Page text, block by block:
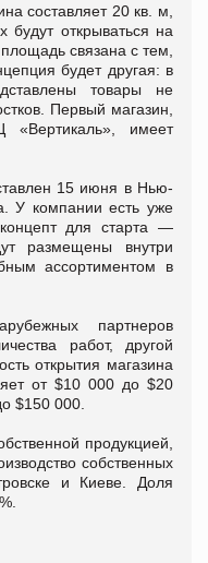
составляет 20 кв. м,
будут открываться на
связана с тем,
будет другая: в
товары не
Первый магазин,
имеет
15 июня в Нью-
У компании есть уже
для старта —
размещены внутри
ассортиментом в
партнеров
работ, другой
открытия магазина
от $10 000 до $20
$150 000.
продукцией,
собственных
и Киеве. Доля